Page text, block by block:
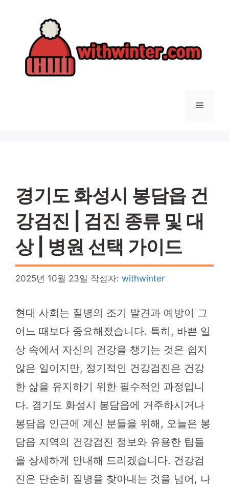
메
경기도 화성시 봉담읍 건
강검진 | 검진 종류 및 대
상 | 병원 선택 가이드
2025년 10월 23일 작성자: withwinter
현대 사회는 질병의 조기 발견과 예방이 그
어느 때보다 중요해졌습니다. 특히, 바쁜 일
상 속에서 자신의 건강을 챙기는 것은 쉽지
않은 일이지만, 정기적인 건강검진은 건강
한 삶을 유지하기 위한 필수적인 과정입니
다. 경기도 화성시 봉담읍에 거주하시거나
봉담읍 인근에 계신 분들을 위해, 오늘은 봉
담읍 지역의 건강검진 정보와 유용한 팁들
을 상세하게 안내해 드리겠습니다. 건강검
진은 단순히 질병을 찾아내는 것을 넘어, 나